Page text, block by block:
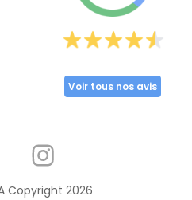
Voir tous nos avis
Copyright 2026